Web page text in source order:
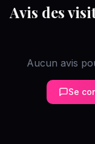
Avis des
Aucun avis
Se